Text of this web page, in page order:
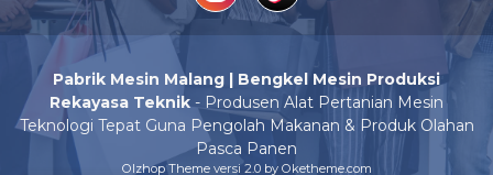
Pabrik Mesin Malang | Bengkel Mesin Produksi
Rekayasa Teknik- Produsen Alat Pertanian Mesin
Teknologi Tepat Guna Pengolah Makanan & Produk Olahan
Pasca Panen
Olzhop Themeversi 2.0 by Oketheme.com